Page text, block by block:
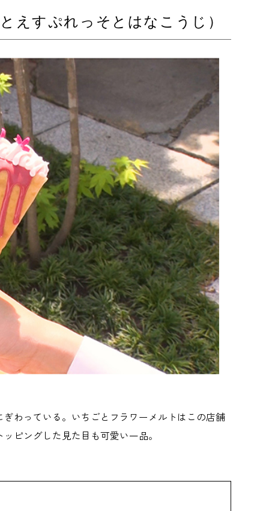
えすぷれっそとはなこうじ）
わっている。いちごとフラワーメルトはこの店舗
ピングした見た目も可愛い一品。